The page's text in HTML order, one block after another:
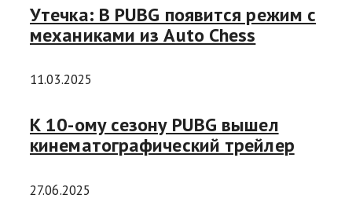
Утечка: В PUBG появится режим с
механиками из Auto Chess
11.03.2025
К 10-ому сезону PUBG вышел
кинематографический трейлер
27.06.2025